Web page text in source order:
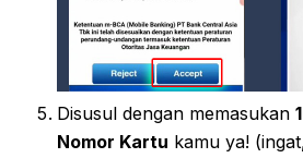
Disusul dengan memasukan
Nomor Kartu kamu ya!